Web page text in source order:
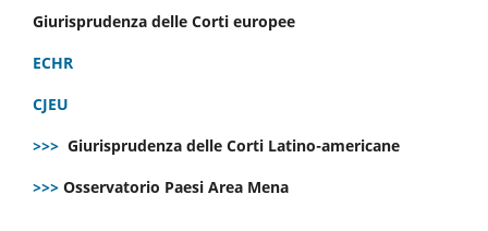
Giurisprudenza delle Corti europee
ECHR
CJEU
>>> Giurisprudenza delle Corti Latino-americane
>>> Osservatorio Paesi Area Mena